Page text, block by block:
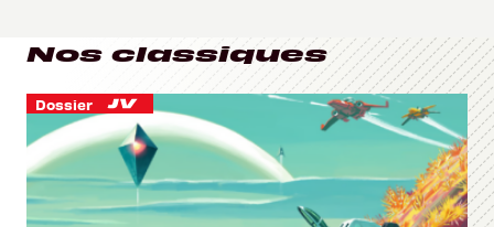
Nos classiques
Dossier